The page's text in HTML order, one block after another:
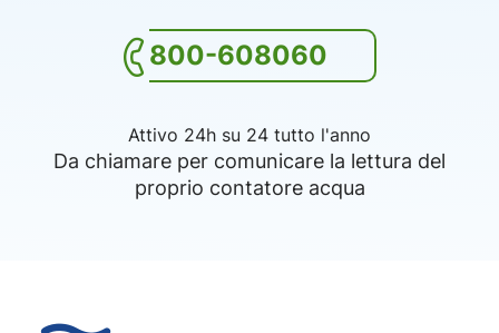
800-608060
Attivo 24h su 24 tutto l'anno
Da chiamare per comunicare la lettura del
proprio contatore acqua